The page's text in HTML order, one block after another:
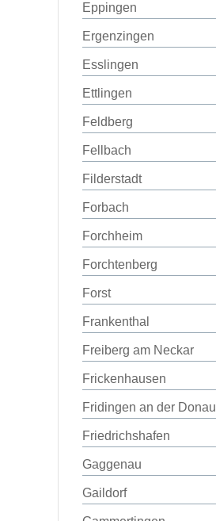
Eppingen
Ergenzingen
Esslingen
Ettlingen
Feldberg
Fellbach
Filderstadt
Forbach
Forchheim
Forchtenberg
Forst
Frankenthal
Freiberg am Neckar
Frickenhausen
Fridingen an der Donau
Friedrichshafen
Gaggenau
Gaildorf